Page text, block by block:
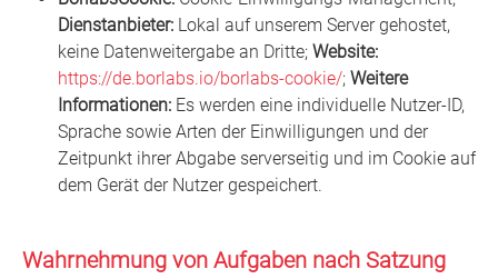
Dienstanbieter: Lokal auf unserem Server gehostet,
keine Datenweitergabe an Dritte; Website:
https://de.borlabs.io/borlabs-cookie/; Weitere
Informationen: Es werden eine individuelle Nutzer-ID,
Sprache sowie Arten der Einwilligungen und der
Zeitpunkt ihrer Abgabe serverseitig und im Cookie auf
dem Gerät der Nutzer gespeichert.
Wahrnehmung von Aufgaben nach Satzung